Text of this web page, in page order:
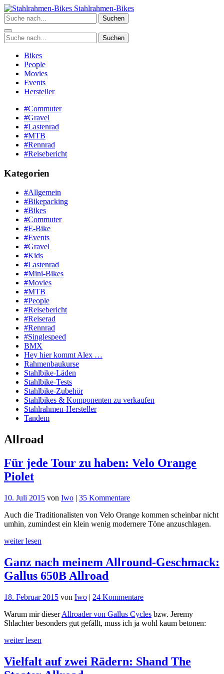
Zum
Inhalt
springen
Stahlrahmen-Bikes
Suchen
Suchen
Bikes
People
Movies
Events
Hersteller
#Commuter
#Gravel
#Lastenrad
#MTB
#Rennrad
#Reisebericht
Kategorien
#Allgemein
#Bikepacking
#Bikes
#Commuter
#E-Bike
#Events
#Gravel
#Kids
#Lastenrad
#Mini-Bikes
#Movies
#MTB
#People
#Reisebericht
#Reiserad
#Rennrad
#Singlespeed
BMX
Hey hier kommt Alex …
Rahmenbaukurse
Stahlbike-Läden
Stahlbike-Tests
Stahlbike-Zubehör
Stahlbikes & Komponenten zu verkaufen
Stahlrahmen-Hersteller
Tandem
Allroad
Für jede Tour zu haben: Velo Orange
Piolet
10. Juli 2015 von Iwo | 35 Kommentarezu
jede
Tour
Orange
Piolet
Auch die Traditionalisten von Velo Orange kommen scheinbar nicht
umhin, zumindest ein klein wenig modernere Töne anzuschlagen.
weiter lesen
Ganz nach meinem Allround-Geschmack:
Gallus 650B Allroad
18. Februar 2015 von Iwo | 24 Kommentarezu
nach
meinem
650B
Allroad
Warum mir dieserAllroader von Gallus Cycles bzw. Jeremy
Shlachter besonders gut gefällt, muss ich ja wohl kaum betonen:
weiter lesen
Vielfalt auf zwei Rädern: Shand The